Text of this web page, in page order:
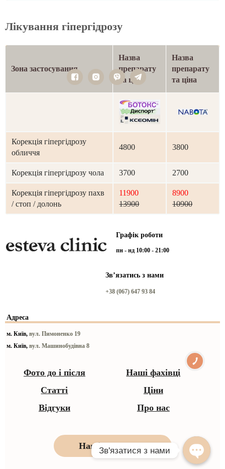
Лікування гіпергідрозу
Зона застосування
Назва
препарату
та ціна
Назва
препарату
та ціна
Корекція гіпергідрозу
обличчя
4800 3800
Корекція гіпергідрозу чола 3700 2700
Корекція гіпергідрозу пахв
/ стоп / долонь
11900
13900
8900
10900
Графік роботи
пн - нд 10:00 - 21:00
Звʼязатись з нами
+38 (067) 647 93 84
Адреса
м. Київ, вул. Пимоненко 19
м. Київ, вул. Машинобудівна 8
Фото до і після
Наші фахівці
Статті
Ціни
Відгуки
Про нас
Наші контакти